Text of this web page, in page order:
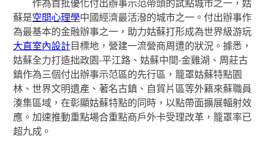
作為首批優化付出辦事示范帶頭的試點城市之一，姑
蘇是空間心理學中國經濟最活潑的城市之一。付出辦事作
為最基本的金融辦事之一，助力姑蘇打形成為世界級游玩
大直室內設計目標地，營建一流營商周遭的狀況。據悉，
姑蘇全力打造拙政園-平江路、姑蘇中間-金雞湖、周莊古
鎮作為三個付出辦事示范區的先行區，籠罩姑蘇特點園
林、世界文明遺產、著名古鎮、自貿片區等外籍來蘇職員
湊集區域，在彰顯姑蘇特點的同時，以點帶面擴展輻射效
應。加速推動重點場合重點商戶外卡受理改革，籠罩率已
超九成。